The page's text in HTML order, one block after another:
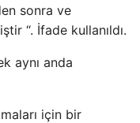
sonra ve
“. İfade kullanıldı.
aynı anda
için bir